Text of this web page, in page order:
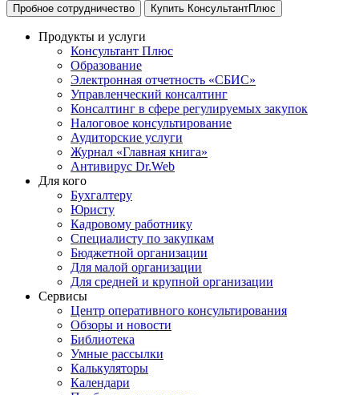
Пробное сотрудничество Купить КонсультантПлюс
Продукты и услуги
Консультант Плюс
Образование
Электронная отчетность «СБИС»
Управленческий консалтинг
Консалтинг в сфере регулируемых закупок
Налоговое консультирование
Аудиторские услуги
Журнал «Главная книга»
Антивирус Dr.Web
Для кого
Бухгалтеру
Юристу
Кадровому работнику
Специалисту по закупкам
Бюджетной организации
Для малой организации
Для средней и крупной организации
Сервисы
Центр оперативного консультирования
Обзоры и новости
Библиотека
Умные рассылки
Калькуляторы
Календари